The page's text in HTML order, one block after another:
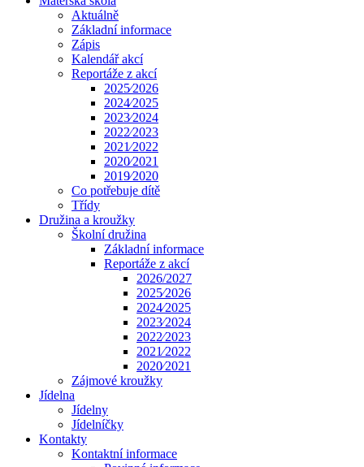
Aktuálně
Základní informace
Zápis
Kalendář akcí
Reportáže z akcí
2025⁄2026
2024⁄2025
2023⁄2024
2022⁄2023
2021⁄2022
2020⁄2021
2019⁄2020
Co potřebuje dítě
Třídy
Družina a kroužky
Školní družina
Základní informace
Reportáže z akcí
2026/2027
2025⁄2026
2024⁄2025
2023⁄2024
2022⁄2023
2021⁄2022
2020⁄2021
Zájmové kroužky
Jídelna
Jídelny
Jídelníčky
Kontakty
Kontaktní informace